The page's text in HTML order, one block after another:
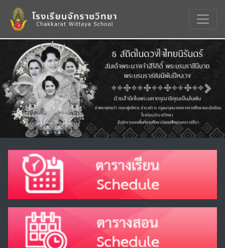
Previous Next